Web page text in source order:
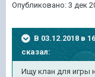
Опубликовано: 3 дек
В 03.12.2018 в
сказал:
Ищу клан для игры